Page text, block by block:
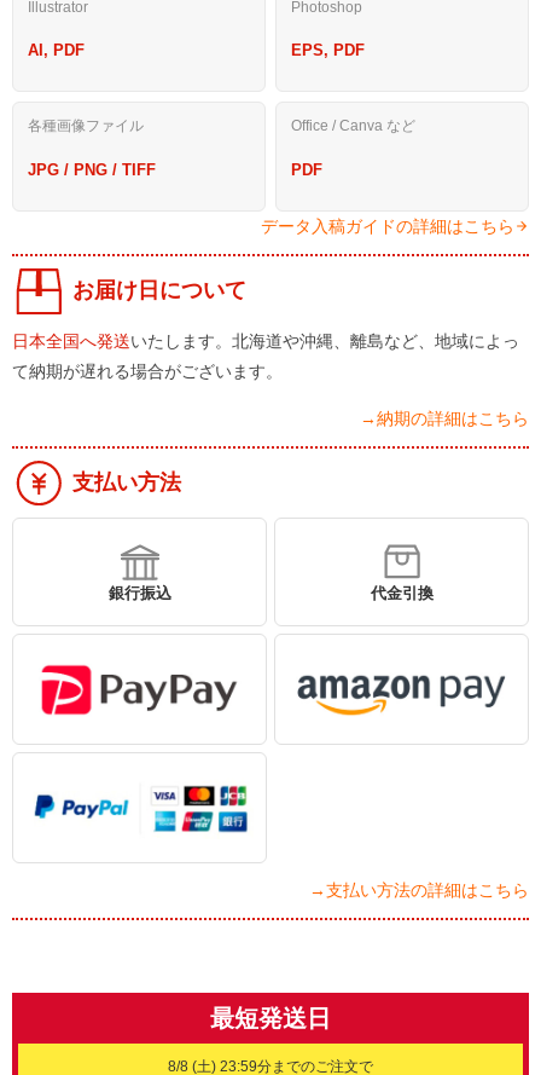
Illustrator
AI, PDF
Photoshop
EPS, PDF
各種画像ファイル
JPG / PNG / TIFF
Office / Canva など
PDF
データ入稿ガイドの詳細はこちら
お届け日について
日本全国へ発送いたします。北海道や沖縄、離島など、地域によっ
て納期が遅れる場合がございます。
→納期の詳細はこちら
支払い方法
銀行振込 代金引換
→支払い方法の詳細はこちら